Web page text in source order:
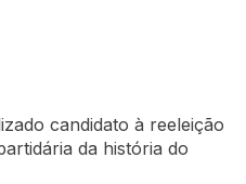
candidato à reeleição
da história do